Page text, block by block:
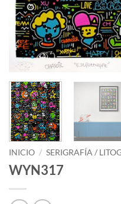
INICIO / SERIGRAFÍA /
WYN317